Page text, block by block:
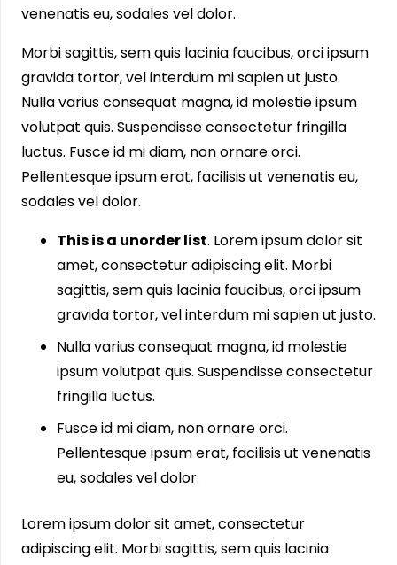
venenatis eu, sodales vel dolor.
Morbi sagittis, sem quis lacinia faucibus, orci ipsum
gravida tortor, vel interdum mi sapien ut justo.
Nulla varius consequat magna, id molestie ipsum
volutpat quis. Suspendisse consectetur fringilla
luctus. Fusce id mi diam, non ornare orci.
Pellentesque ipsum erat, facilisis ut venenatis eu,
sodales vel dolor.
This is a unorder list. Lorem ipsum dolor sit
amet, consectetur adipiscing elit. Morbi
sagittis, sem quis lacinia faucibus, orci ipsum
gravida tortor, vel interdum mi sapien ut justo.
Nulla varius consequat magna, id molestie
ipsum volutpat quis. Suspendisse consectetur
fringilla luctus.
Fusce id mi diam, non ornare orci.
Pellentesque ipsum erat, facilisis ut venenatis
eu, sodales vel dolor.
Lorem ipsum dolor sit amet, consectetur
adipiscing elit. Morbi sagittis, sem quis lacinia